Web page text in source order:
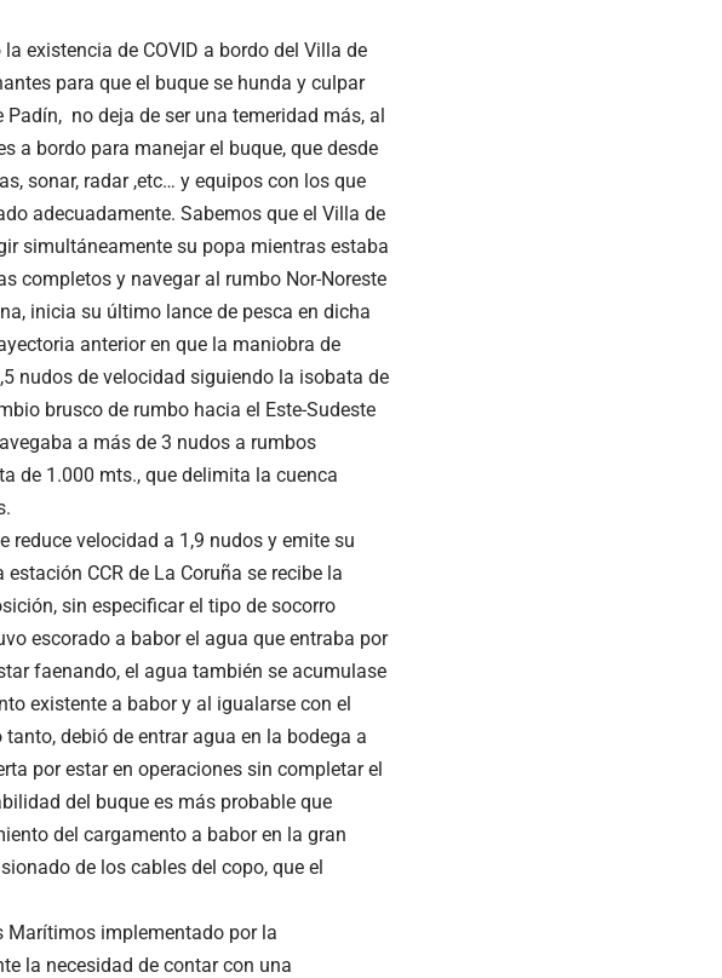
existencia de COVID a bordo del Villa de
para que el buque se hunda y culpar
no deja de ser una temeridad más, al
a bordo para manejar el buque, que desde
sonar, radar ,etc… y equipos con los que
adecuadamente. Sabemos que el Villa de
simultáneamente su popa mientras estaba
completos y navegar al rumbo Nor-Noreste
inicia su último lance de pesca en dicha
anterior en que la maniobra de
nudos de velocidad siguiendo la isobata de
brusco de rumbo hacia el Este-Sudeste
a más de 3 nudos a rumbos
de 1.000 mts., que delimita la cuenca
reduce velocidad a 1,9 nudos y emite su
CCR de La Coruña se recibe la
sin especificar el tipo de socorro
escorado a babor el agua que entraba por
faenando, el agua también se acumulase
existente a babor y al igualarse con el
debió de entrar agua en la bodega a
por estar en operaciones sin completar el
del buque es más probable que
del cargamento a babor en la gran
de los cables del copo, que el
Marítimos implementado por la
la necesidad de contar con una